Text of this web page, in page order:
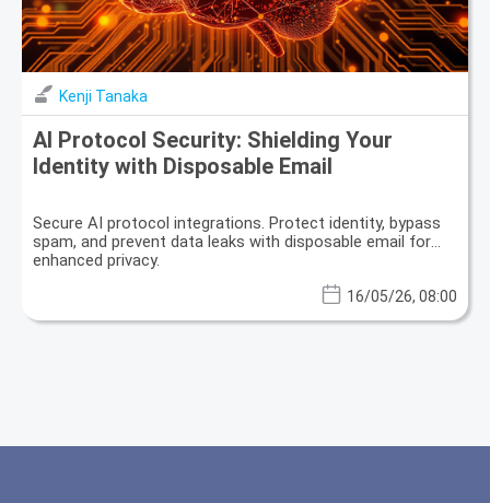
Kenji Tanaka
AI Protocol Security: Shielding Your
Identity with Disposable Email
Secure AI protocol integrations. Protect identity, bypass
spam, and prevent data leaks with disposable email for
enhanced privacy.
16/05/26, 08:00